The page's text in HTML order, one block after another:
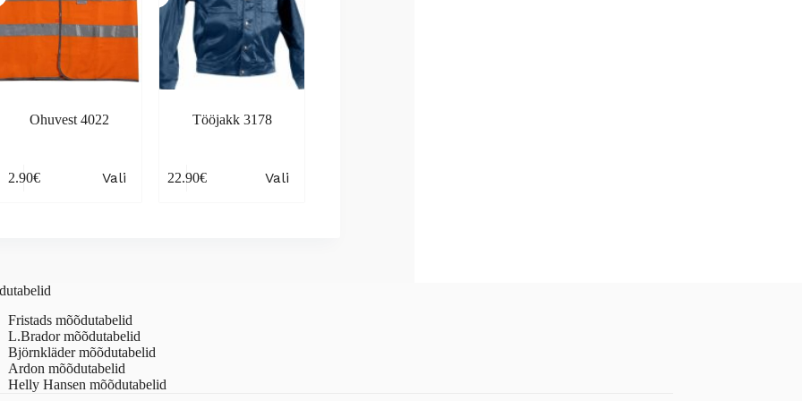
Ohuvest 4022
2.90€ Vali
Tööjakk 3178
22.90€ Vali
product
product
Fristads mõõdutabelid
L.Brador mõõdutabelid
Björnkläder mõõdutabelid
Ardon mõõdutabelid
Helly Hansen mõõdutabelid